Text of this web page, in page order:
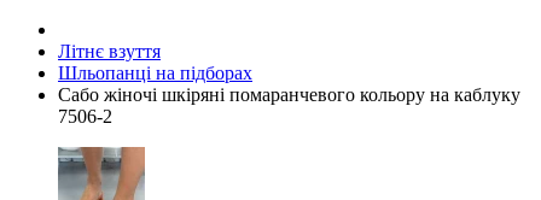
Літнє взуття
Шльопанці на підборах
Сабо жіночі шкіряні помаранчевого кольору на каблуку
7506-2